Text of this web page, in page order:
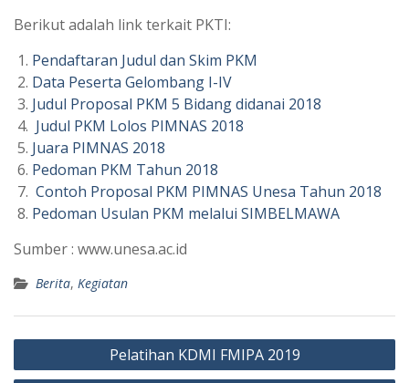
Berikut adalah link terkait PKTI:
Pendaftaran Judul dan Skim PKM
Data Peserta Gelombang I-IV
Judul Proposal PKM 5 Bidang didanai 2018
Judul PKM Lolos PIMNAS 2018
Juara PIMNAS 2018
Pedoman PKM Tahun 2018
Contoh Proposal PKM PIMNAS Unesa Tahun 2018
Pedoman Usulan PKM melalui SIMBELMAWA
Sumber : www.unesa.ac.id
Berita, Kegiatan
Navigasi
pos
Pelatihan KDMI FMIPA 2019